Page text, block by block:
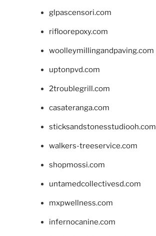
glpascensori.com
rifloorepoxy.com
woolleymillingandpaving.com
uptonpvd.com
2troublegrill.com
casateranga.com
sticksandstonesstudiooh.com
walkers-treeservice.com
shopmossi.com
untamedcollectivesd.com
mxpwellness.com
infernocanine.com